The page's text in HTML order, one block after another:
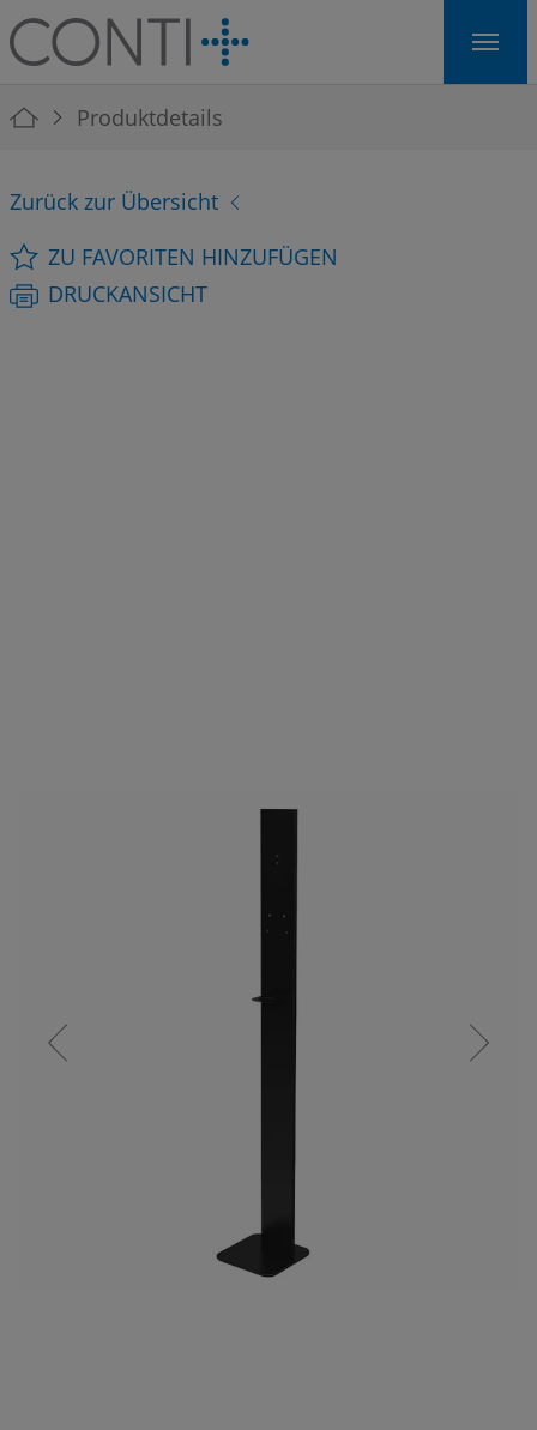
Skip to main navigation
Skip to main content
Skip to page footer
You are here:
Produktdetails
Zurück zur Übersicht
ZU FAVORITEN HINZUFÜGEN
DRUCKANSICHT